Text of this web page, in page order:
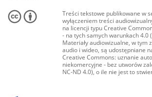
Treści tekstowe publikowane w
wyłączeniem treści
na licencji typu Creative
- na tych samych warunkach 4.0
Materiały audiowizualne, w tym
audio i wideo, są udostępniane
Creative Commons: uznanie
niekomercyjne - bez utworów
NC-ND 4.0), o ile nie jest to